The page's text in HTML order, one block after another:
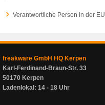
Verantwortliche Person in der EU
freakware GmbH HQ Kerpen
Karl-Ferdinand-Braun-Str. 33
50170 Kerpen
Ladenlokal: 14 - 18 Uhr